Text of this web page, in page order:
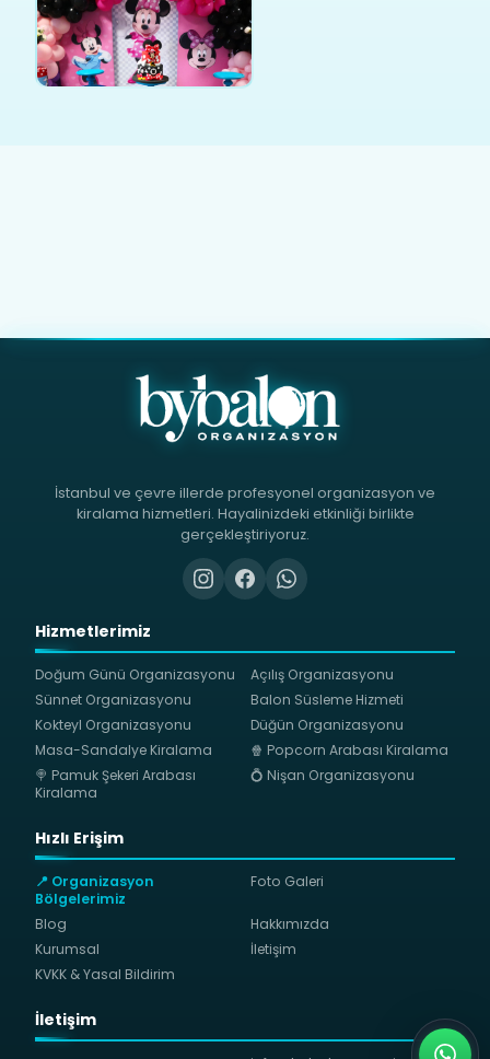
İstanbul ve çevre illerde profesyonel organizasyon ve
kiralama hizmetleri. Hayalinizdeki etkinliği birlikte
gerçekleştiriyoruz.
Hizmetlerimiz
Doğum Günü Organizasyonu
Açılış Organizasyonu
Sünnet Organizasyonu
Balon Süsleme Hizmeti
Kokteyl Organizasyonu
Düğün Organizasyonu
Masa-Sandalye Kiralama
🍿 Popcorn Arabası Kiralama
🍭 Pamuk Şekeri Arabası
Kiralama
💍 Nişan Organizasyonu
Hızlı Erişim
📍 Organizasyon
Bölgelerimiz
Foto Galeri
Blog
Hakkımızda
Kurumsal
İletişim
KVKK & Yasal Bildirim
İletişim